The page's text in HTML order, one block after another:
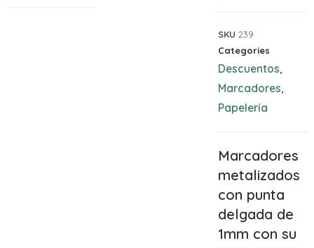
SKU 239
Categories
Descuentos
Marcadores
Papelería
Marcadores
metalizados
con punta
delgada de
1mm con su